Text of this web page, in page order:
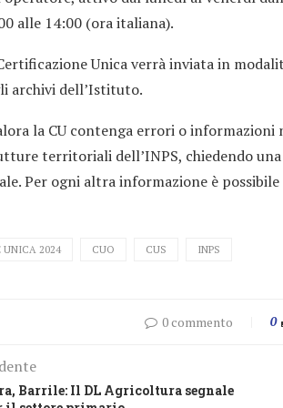
alle 14:00 (ora italiana).
Unica verrà inviata in
archivi dell’Istituto.
la CU contenga errori o
territoriali dell’INPS, chiedendo
Per ogni altra informazione è
UNICA 2024 CUO CUS INPS
0 commento 0
Barrile: Il DL Agricoltura segnale